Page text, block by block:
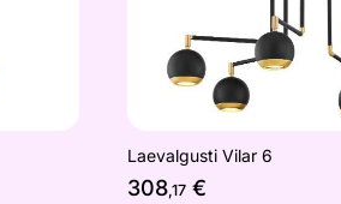
Laevalgusti Vilar 6
308,17€